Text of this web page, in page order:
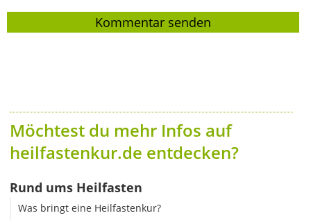
Möchtest du mehr Infos auf
heilfastenkur.de entdecken?
Rund ums Heilfasten
Was bringt eine Heilfastenkur?